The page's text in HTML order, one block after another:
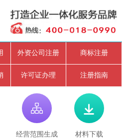
外资公司注册 商标注册
许可证办理 注册指南

经营范围生成

材料下载